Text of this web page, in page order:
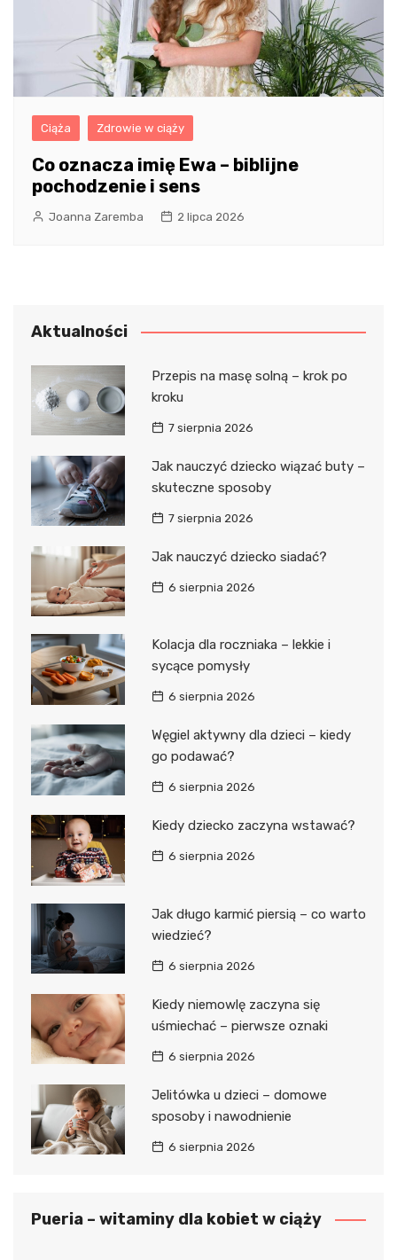
Ciąża Zdrowie w ciąży
Co oznacza imię Ewa – biblijne
pochodzenie i sens
Joanna Zaremba 2 lipca 2026
Aktualności
Przepis na masę solną – krok po
kroku
7 sierpnia 2026
Jak nauczyć dziecko wiązać buty –
skuteczne sposoby
7 sierpnia 2026
Jak nauczyć dziecko siadać?
6 sierpnia 2026
Kolacja dla roczniaka – lekkie i
sycące pomysły
6 sierpnia 2026
Węgiel aktywny dla dzieci – kiedy
go podawać?
6 sierpnia 2026
Kiedy dziecko zaczyna wstawać?
6 sierpnia 2026
Jak długo karmić piersią – co warto
wiedzieć?
6 sierpnia 2026
Kiedy niemowlę zaczyna się
uśmiechać – pierwsze oznaki
6 sierpnia 2026
Jelitówka u dzieci – domowe
sposoby i nawodnienie
6 sierpnia 2026
Pueria – witaminy dla kobiet w ciąży